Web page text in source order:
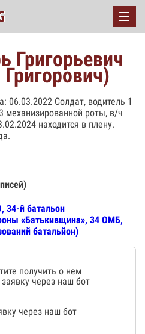
Григорьевич
Григорович)
06.03.2022 Солдат, водитель 1
механизированной роты, в/ч
находится в плену.
34-й батальон
«Батькивщина», 34 ОМБ,
батальйон)
получить о нем
через наш бот
через наш бот